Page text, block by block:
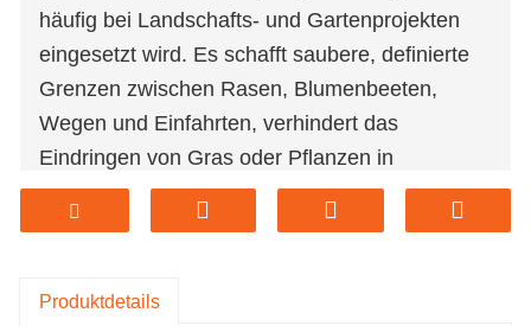
häufig bei Landschafts- und Gartenprojekten
eingesetzt wird. Es schafft saubere, definierte
Grenzen zwischen Rasen, Blumenbeeten,
Wegen und Einfahrten, verhindert das
Eindringen von Gras oder Pflanzen in
unerwünschte Bereiche und sorgt für ein
ordentliches, organisiertes Erscheinungsbild.
schlanke und minimalistische Design die
Produktdetails